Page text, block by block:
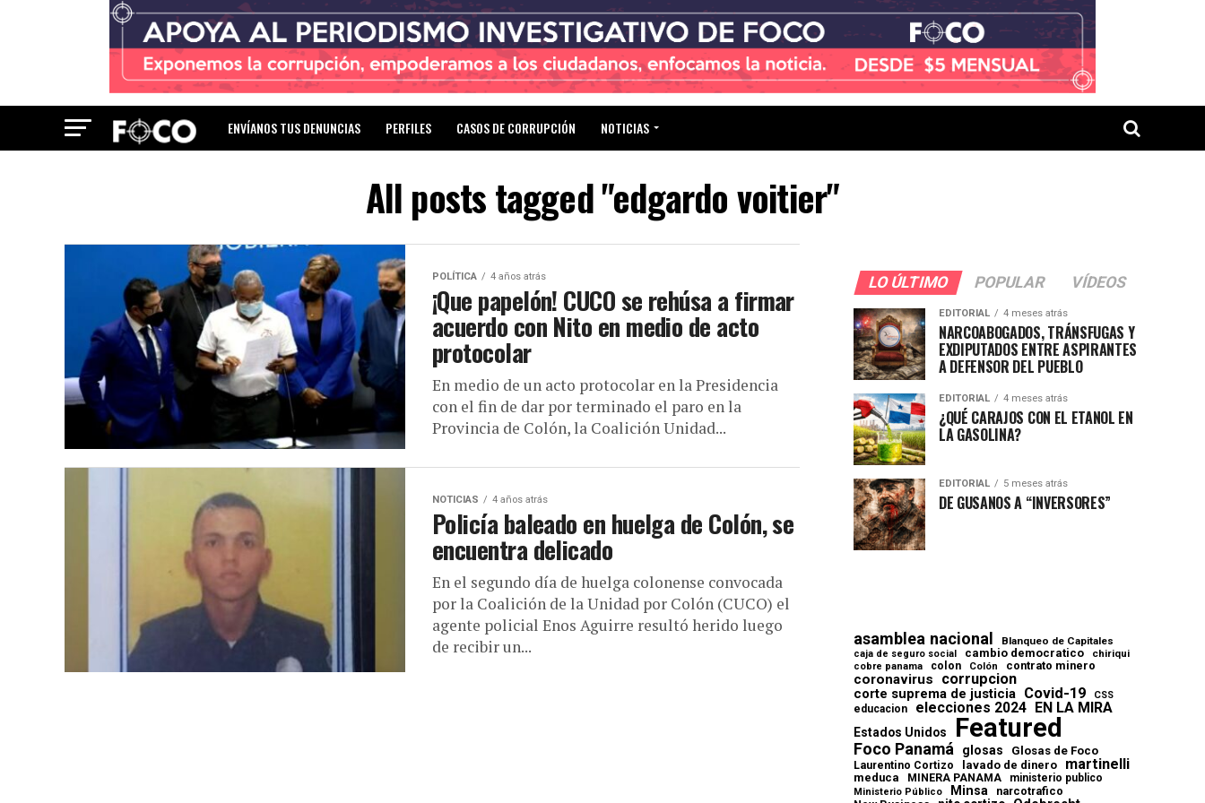
ENVÍANOS TUS DENUNCIAS PERFILES CASOS DE CORRUPCIÓN NOTICIAS
All posts tagged "edgardo voitier"
POLÍTICA 4 años atrás
¡Que papelón! CUCO se rehúsa a firmar
acuerdo con Nito en medio de acto
protocolar
En medio de un acto protocolar en la Presidencia
con el fin de dar por terminado el paro en la
Provincia de Colón, la Coalición Unidad...
NOTICIAS 4 años atrás
Policía baleado en huelga de Colón, se
encuentra delicado
En el segundo día de huelga colonense convocada
por la Coalición de la Unidad por Colón (CUCO) el
agente policial Enos Aguirre resultó herido luego
de recibir un...
LO ÚLTIMO POPULAR VÍDEOS
EDITORIAL 4 meses atrás
NARCOABOGADOS, TRÁNSFUGAS Y
EXDIPUTADOS ENTRE ASPIRANTES
A DEFENSOR DEL PUEBLO
EDITORIAL 4 meses atrás
¿QUÉ CARAJOS CON EL ETANOL EN
LA GASOLINA?
EDITORIAL 5 meses atrás
DE GUSANOS A “INVERSORES”
asamblea nacional Blanqueo de Capitales
caja de seguro social cambio democratico chiriqui
cobre panama colon Colón contrato minero
coronavirus corrupcion
corte suprema de justicia Covid-19 CSS
educacion elecciones 2024 EN LA MIRA
Estados Unidos Featured
Foco Panamá glosas Glosas de Foco
Laurentino Cortizo lavado de dinero martinelli
meduca MINERA PANAMA ministerio publico
Ministerio Público Minsa
narcotrafico